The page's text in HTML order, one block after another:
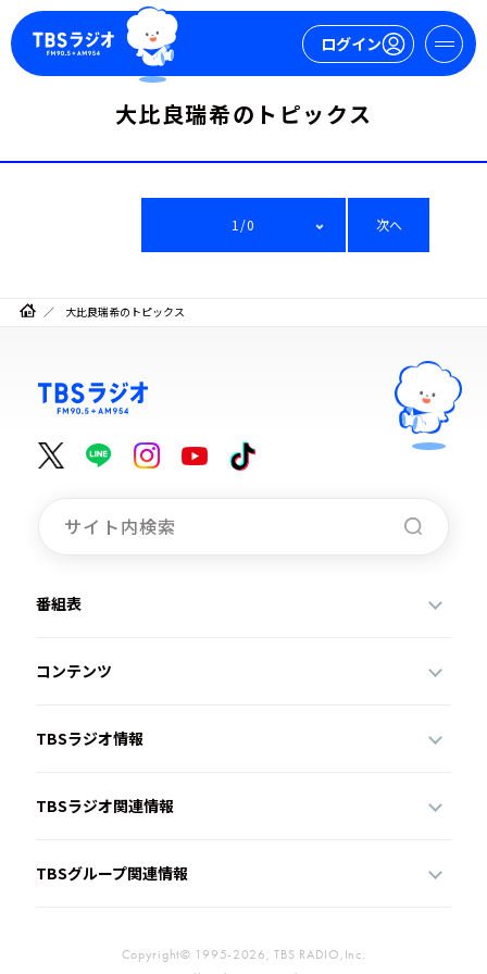
ログイン
今日の番組表
週間番組表
トピックス
TBS Podcast
イベント・グッズ
大比良瑞希のトピックス
1/0 次へ
大比良瑞希のトピックス
番組表
コンテンツ
TBSラジオ情報
TBSラジオ関連情報
TBSグループ関連情報
Copyright© 1995-2026, TBS RADIO,Inc.